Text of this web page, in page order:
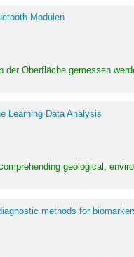
Modulen
Oberfläche gemessen
Learning Data Analysis
geological,
methods for